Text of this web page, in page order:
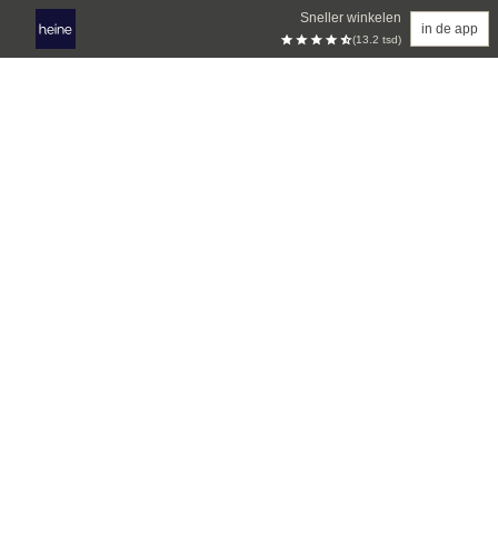
Sneller winkelen
(13.2 tsd)
in de app